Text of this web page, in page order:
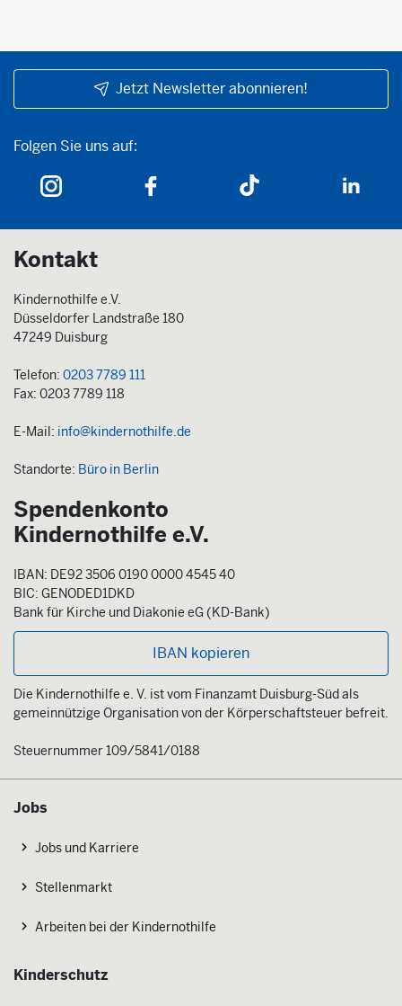
Jetzt Newsletter abonnieren!
Folgen Sie uns auf:
Folgen Sie uns auf:
Kontakt
Kindernothilfe e.V.
Düsseldorfer Landstraße 180
47249 Duisburg
Telefon: 0203 7789 111
Fax: 0203 7789 118
E-Mail: info@kindernothilfe.de
Standorte: Büro in Berlin
Spendenkonto
Kindernothilfe e.V.
IBAN: DE92 3506 0190 0000 4545 40
BIC: GENODED1DKD
Bank für Kirche und Diakonie eG (KD-Bank)
IBAN kopieren
Die Kindernothilfe e. V. ist vom Finanzamt Duisburg-Süd als
gemeinnützige Organisation von der Körperschaftsteuer befreit.
Steuernummer 109/5841/0188
Jobs
Jobs und Karriere
Stellenmarkt
Arbeiten bei der Kindernothilfe
Kinderschutz